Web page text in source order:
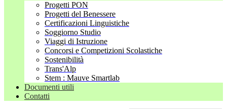
Progetti PON
Progetti del Benessere
Certificazioni Linguistiche
Soggiorno Studio
Viaggi di Istruzione
Concorsi e Competizioni Scolastiche
Sostenibilità
Trans'Alp
Stem : Mauve Smartlab
Documenti utili
Contatti